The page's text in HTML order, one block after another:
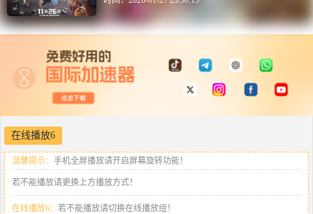
在线播放6
温馨提示： 手机全屏播放请开启屏幕旋转功能！
若不能播放请更换上方播放方式！
在线播放6： 若不能播放请切换在线播放组！